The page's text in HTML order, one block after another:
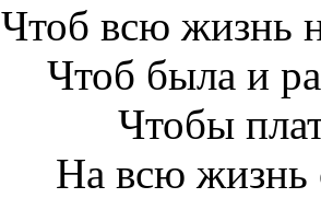
Чтоб всю жизнь
Чтоб была и
Чтобы
На всю жизнь